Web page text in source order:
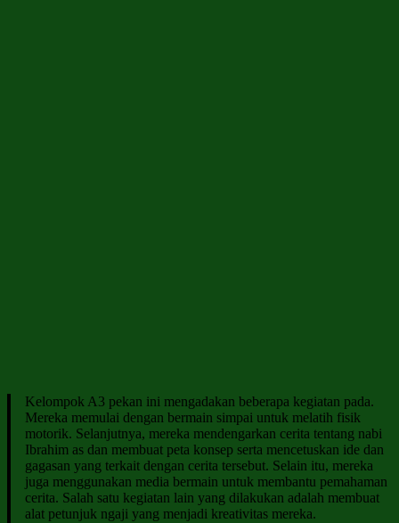
Kelompok A3 pekan ini mengadakan beberapa kegiatan pada.
Mereka memulai dengan bermain simpai untuk melatih fisik
motorik. Selanjutnya, mereka mendengarkan cerita tentang nabi
Ibrahim as dan membuat peta konsep serta mencetuskan ide dan
gagasan yang terkait dengan cerita tersebut. Selain itu, mereka
juga menggunakan media bermain untuk membantu pemahaman
cerita. Salah satu kegiatan lain yang dilakukan adalah membuat
alat petunjuk ngaji yang menjadi kreativitas mereka.